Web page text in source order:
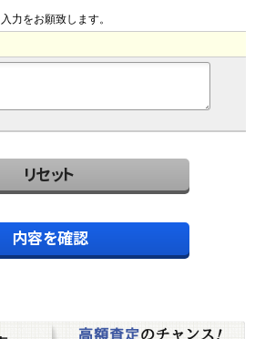
入力をお願致します。